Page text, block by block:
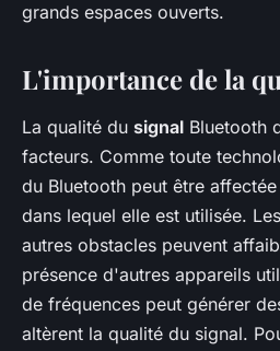
grands espaces ouverts.
L'importance de la
La qualité du signal Bluetooth
facteurs. Comme toute
du Bluetooth peut être
dans lequel elle est utilisée.
autres obstacles peuvent
présence d'autres appareils
de fréquences peut générer
altèrent la qualité du signal.